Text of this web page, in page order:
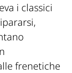
i classici
frenetiche